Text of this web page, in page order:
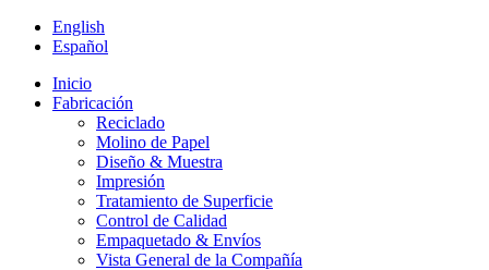
English
Español
Inicio
Fabricación
Reciclado
Molino de Papel
Diseño & Muestra
Impresión
Tratamiento de Superficie
Control de Calidad
Empaquetado & Envíos
Vista General de la Compañía